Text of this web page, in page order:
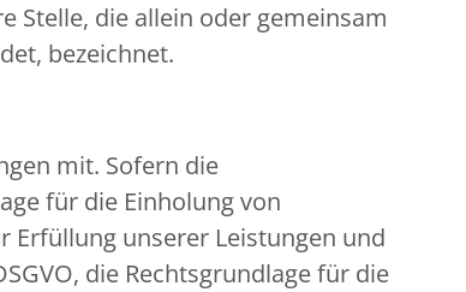
Stelle, die allein oder gemeinsam
bezeichnet.
mit. Sofern die
für die Einholung von
Erfüllung unserer Leistungen und
die Rechtsgrundlage für die